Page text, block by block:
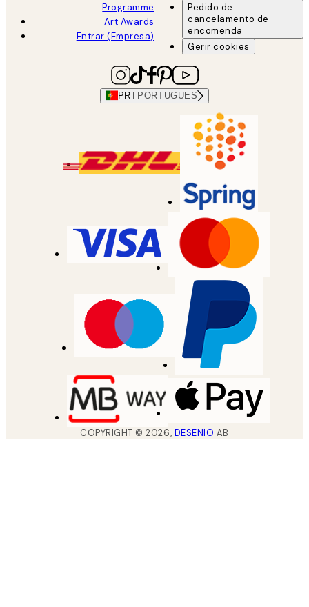
Programme
Art Awards
Entrar (Empresa)
Pedido de
cancelamento de
encomenda
Gerir cookies
PRT PORTUGUES
COPYRIGHT ©2026, DESENIO AB